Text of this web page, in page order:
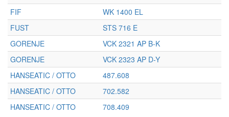
FIF
WK 1400 EL
FUST
STS 716 E
GORENJE
VCK 2321 AP B-K
GORENJE
VCK 2323 AP D-Y
HANSEATIC / OTTO
487.608
HANSEATIC / OTTO
702.582
HANSEATIC / OTTO
708.409